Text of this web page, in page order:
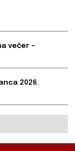
večer –
2026.